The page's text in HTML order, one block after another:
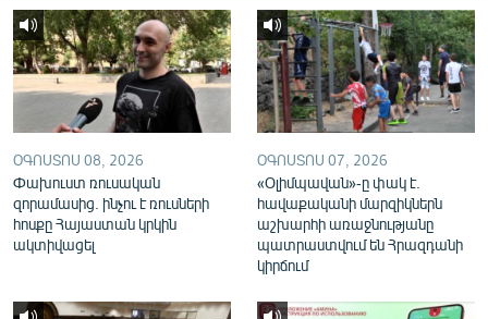
Հայերեն
English
Русский
ՀԵՏԵՎԵՔ ՄԵԶ
«Ազատության» բոլոր կայքերը
ՕԳՈՍՏՈՍ 08, 2026
Փախուստ ռուսական
զորամասից. ինչու է ռուսների
հոսքը Հայաստան կրկին
ակտիվացել
ՕԳՈՍՏՈՍ 07, 2026
«Օլիմպավան»-ը փակ է.
հավաքականի մարզիկներն
աշխարհի առաջնությանը
պատրաստվում են Հրազդանի
կիրճում